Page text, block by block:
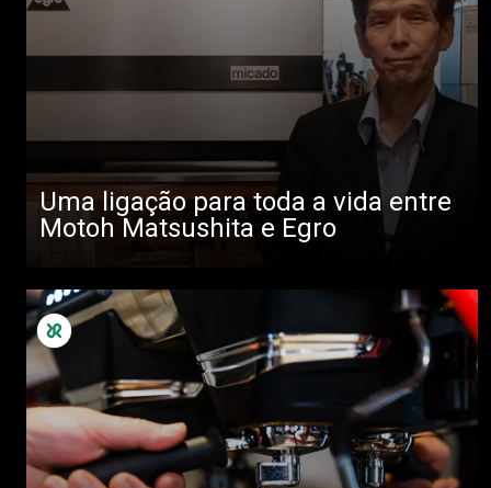
Uma ligação para toda a vida entre
Motoh Matsushita e Egro